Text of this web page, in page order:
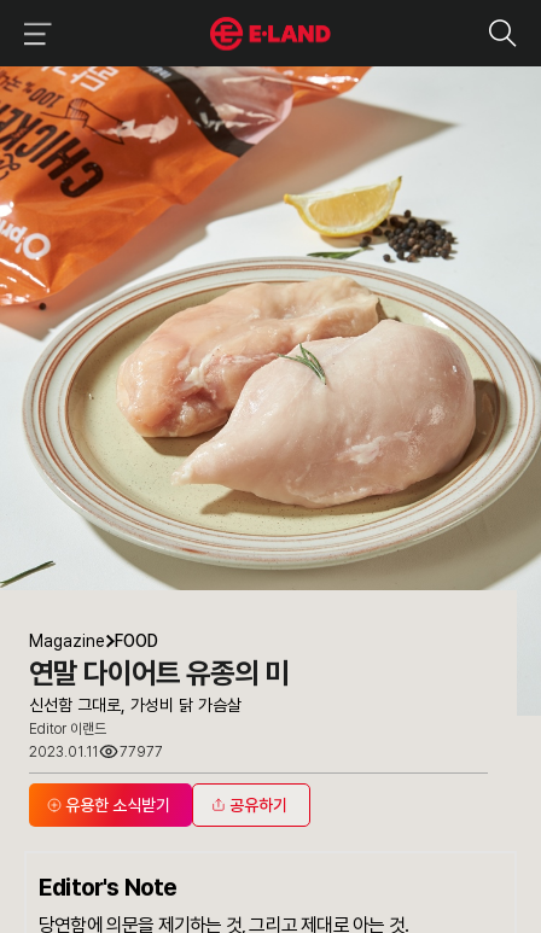
신선함 그대로, 가성비 닭 가슴살
매거진 상세보기
Magazine FOOD
연말 다이어트 유종의 미
신선함 그대로, 가성비 닭 가슴살
Editor 이랜드
2023.01.11
77977
유용한 소식받기 공유하기
Editor's Note
당연함에 의문을 제기하는 것, 그리고 제대로 아는 것.